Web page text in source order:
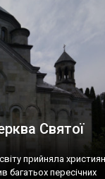
“Вино. Крим
вдосталь: воно все
Святої
прийняла
багатьох пересічних